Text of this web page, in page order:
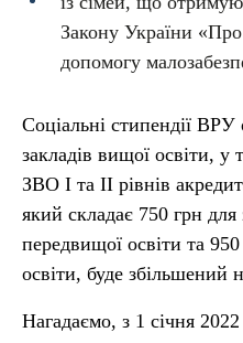
Закону України
допомогу
Соціальні стипендії
закладів вищої освіти, у
ЗВО I та II рівнів
який складає 750 грн для
передвищої освіти та
освіти, буде збільшений
Нагадаємо, з 1 січня